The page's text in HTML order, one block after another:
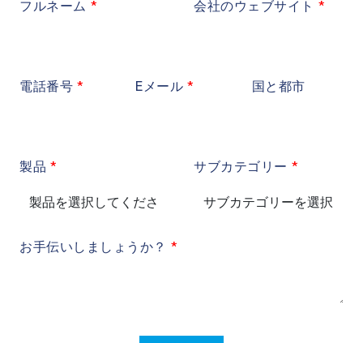
フルネーム 会社のウェブサイト
電話番号 Eメール 国と都市
製品 サブカテゴリー
お手伝いしましょうか？